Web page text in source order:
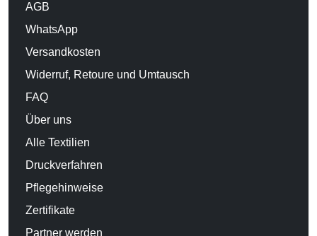
AGB
WhatsApp
Versandkosten
Widerruf, Retoure und Umtausch
FAQ
Über uns
Alle Textilien
Druckverfahren
Pflegehinweise
Zertifikate
Partner werden